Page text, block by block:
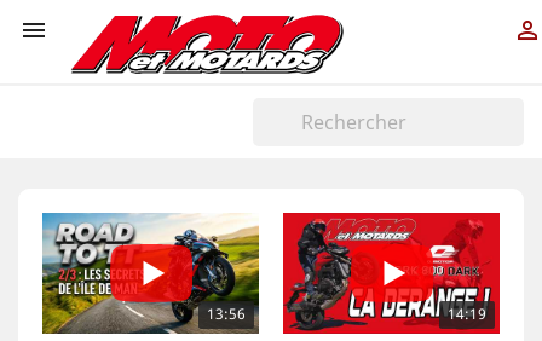
 
13:56 14:19